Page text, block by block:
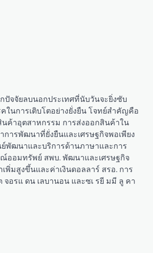
ปัจจัยลบนอกประเทศที่นับวันจะยิ่งซับ
ในการเติบโตอย่างยั่งยืน โจทย์สำคัญคือ
นค้าอุตสาหกรรม การส่งออกสินค้าใน
ารพัฒนาที่ยั่งยืนและเศรษฐกิจพอเพียง
พัฒนาและบริการด้านภาษาและการ
ออมทรัพย์ สพบ. พัฒนาและเศรษฐกิจ
มสูงขึ้นและค่าเงินดอลลาร์ สรอ. การ
จอรแ ดน เลบานอน และซเ รยี มมี ลู คา